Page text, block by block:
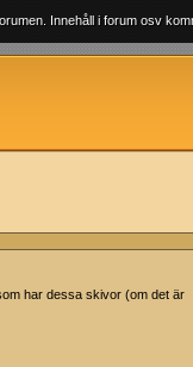
Innehåll i forum osv
har dessa skivor (om det är